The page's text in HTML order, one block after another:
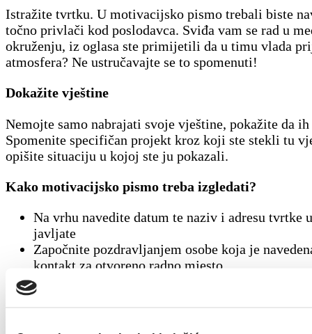
Istražite tvrtku. U motivacijsko pismo trebali biste
točno privlači kod poslodavca. Sviđa vam se rad u
okruženju, iz oglasa ste primijetili da u timu vlada
atmosfera? Ne ustručavajte se to spomenuti!
Dokažite vještine
Nemojte samo nabrajati svoje vještine, pokažite da
Spomenite specifičan projekt kroz koji ste stekli tu
opišite situaciju u kojoj ste ju pokazali.
Kako motivacijsko pismo treba izgledati?
Na vrhu navedite datum te naziv i adresu tvrtke
javljate
Započnite pozdravljanjem osobe koja je
kontakt za otvoreno radno mjesto
U prvom odlomku objasnite zašto se javljate,
motivaciju i poznavanje kompanije te radnog